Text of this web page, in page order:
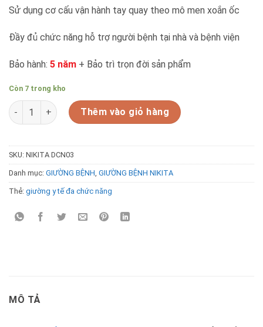
Sử dụng cơ cấu vận hành tay quay theo mô men xoắn ốc
Đầy đủ chức năng hỗ trợ người bệnh tại nhà và bệnh viện
Bảo hành: 5 năm + Bảo trì trọn đời sản phẩm
Còn 7 trong kho
Giường y tế đa chức năng NIKITA DCN03 số lượng
Thêm vào giỏ hàng
SKU: NIKITA DCN03
Danh mục: GIƯỜNG BỆNH, GIƯỜNG BỆNH NIKITA
Thẻ: giường y tế đa chức năng
MÔ TẢ